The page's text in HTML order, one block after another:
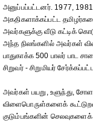
அனுப்பப்பட்டனர். 1977,
அகதிகளாக்கப்பட்ட
அவர்களுக்கு வீடு கட்டிக்
அந்த நிலங்களில் அவர்கள்
பாதுகாக்க 500 பாலர் பாட
சிறுவர் - சிறுமியர்
அவர்கள் பயறு, உளுந்து,
விளைபொருள்களைக்
குடும்பங்களின் செலவுகளைக்